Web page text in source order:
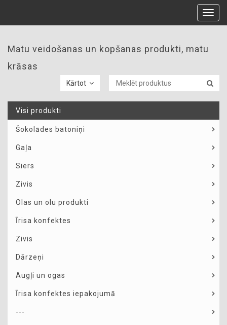
Matu veidošanas un kopšanas produkti, matu
krāsas
Kārtot
Visi produkti
Šokolādes batoniņi
Gaļa
Siers
Zivis
Olas un olu produkti
Īrisa konfektes
Zivis
Dārzeņi
Augļi un ogas
Īrisa konfektes iepakojumā
---